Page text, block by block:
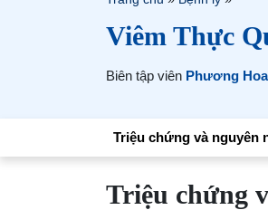
Viêm Thực
Biên tập viên Phương Hoa
Triệu chứng và nguyên
Triệu chứng